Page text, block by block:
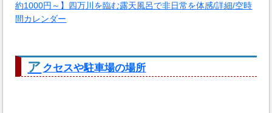
約1000円～】四万川を臨む露天風呂で非日常を体感/詳細/空時
間カレンダー
ア クセスや駐車場の場所